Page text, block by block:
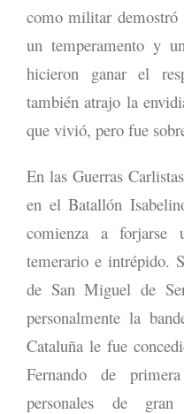
como militar demostró
un temperamento y
hicieron ganar el
también atrajo la
que vivió, pero fue
En las Guerras
en el Batallón
comienza a forjarse
temerario e intrépido.
de San Miguel de
personalmente la
Cataluña le fue
Fernando de
personales de